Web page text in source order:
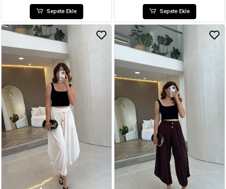
Sepete Ekle Sepete Ekle